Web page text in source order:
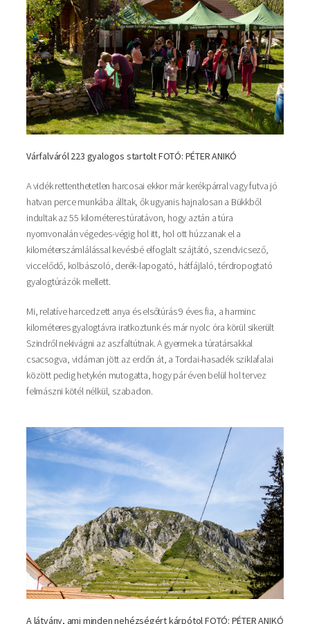
Várfalváról 223 gyalogos startolt FOTÓ: PÉTER ANIKÓ
A vidék rettenthetetlen harcosai ekkor már kerékpárral vagy futva jó
hatvan perce munkába álltak, ők ugyanis hajnalosan a Bükkből
indultak az 55 kilométeres túratávon, hogy aztán a túra
nyomvonalán végedes-végig hol itt, hol ott húzzanak el a
kilométerszámlálással kevésbé elfoglalt szájtátó, szendvicsező,
viccelődő, kolbászoló, derék-lapogató, hátfájlaló, térdropogtató
gyalogtúrázók mellett.
Mi, relatíve harcedzett anya és elsőtúrás 9 éves fia, a harminc
kilométeres gyalogtávra iratkoztunk és már nyolc óra körül sikerült
Szindről nekivágni az aszfaltútnak. A gyermek a túratársakkal
csacsogva, vidáman jött az erdőn át, a Tordai-hasadék sziklafalai
között pedig hetykén mutogatta, hogy pár éven belül hol tervez
felmászni kötél nélkül, szabadon.
A látvány, ami minden nehézségért kárpótol FOTÓ: PÉTER ANIKÓ